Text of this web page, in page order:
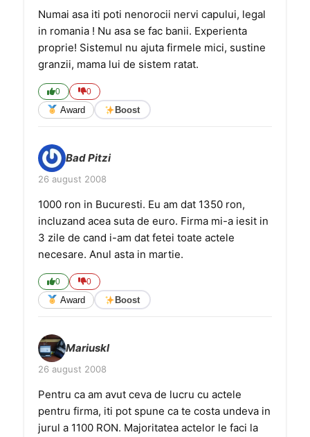
Numai asa iti poti nenorocii nervi capului, legal
in romania ! Nu asa se fac banii. Experienta
proprie! Sistemul nu ajuta firmele mici, sustine
granzii, mama lui de sistem ratat.
0 0
Award Boost
Bad Pitzi
26 august 2008
1000 ron in Bucuresti. Eu am dat 1350 ron,
incluzand acea suta de euro. Firma mi-a iesit in
3 zile de cand i-am dat fetei toate actele
necesare. Anul asta in martie.
0 0
Award Boost
Mariuskl
26 august 2008
Pentru ca am avut ceva de lucru cu actele
pentru firma, iti pot spune ca te costa undeva in
jurul a 1100 RON. Majoritatea actelor le faci la